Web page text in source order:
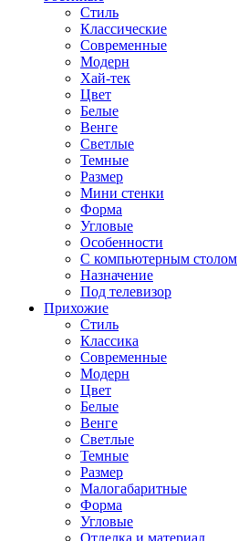
Стиль
Классические
Современные
Модерн
Хай-тек
Цвет
Белые
Венге
Светлые
Темные
Размер
Мини стенки
Форма
Угловые
Особенности
С компьютерным столом
Назначение
Под телевизор
Прихожие
Стиль
Классика
Современные
Модерн
Цвет
Белые
Венге
Светлые
Темные
Размер
Малогабаритные
Форма
Угловые
Отделка и материал